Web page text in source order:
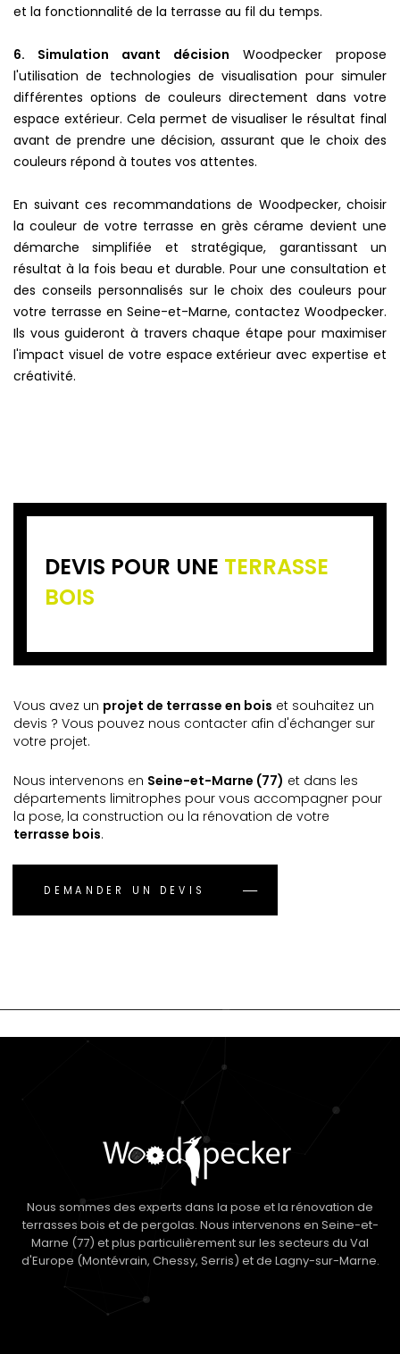
et la fonctionnalité de la terrasse au fil du temps.
6. Simulation avant décision Woodpecker propose
l'utilisation de technologies de visualisation pour simuler
différentes options de couleurs directement dans votre
espace extérieur. Cela permet de visualiser le résultat final
avant de prendre une décision, assurant que le choix des
couleurs répond à toutes vos attentes.
En suivant ces recommandations de Woodpecker, choisir
la couleur de votre terrasse en grès cérame devient une
démarche simplifiée et stratégique, garantissant un
résultat à la fois beau et durable. Pour une consultation et
des conseils personnalisés sur le choix des couleurs pour
votre terrasse en Seine-et-Marne, contactez Woodpecker.
Ils vous guideront à travers chaque étape pour maximiser
l'impact visuel de votre espace extérieur avec expertise et
créativité.
DEVIS POUR UNE TERRASSE
BOIS
Vous avez un projet de terrasse en bois et souhaitez un
devis ? Vous pouvez nous contacter afin d'échanger sur
votre projet.
Nous intervenons en Seine-et-Marne (77) et dans les
départements limitrophes pour vous accompagner pour
la pose, la construction ou la rénovation de votre
terrasse bois.
DEMANDER UN DEVIS
Nous sommes des experts dans la pose et la rénovation de
terrasses bois et de pergolas. Nous intervenons en Seine-et-
Marne (77) et plus particulièrement sur les secteurs du Val
d'Europe (Montévrain, Chessy, Serris) et de Lagny-sur-Marne.